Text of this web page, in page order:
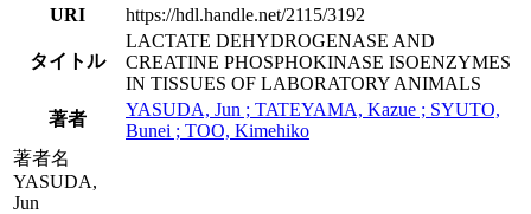
URI
https://hdl.handle.net/2115/3192
タイトル
LACTATE DEHYDROGENASE AND
CREATINE PHOSPHOKINASE ISOENZYMES
IN TISSUES OF LABORATORY ANIMALS
著者
YASUDA, Jun ; TATEYAMA, Kazue ; SYUTO,
Bunei ; TOO, Kimehiko
著者名
YASUDA,
Jun